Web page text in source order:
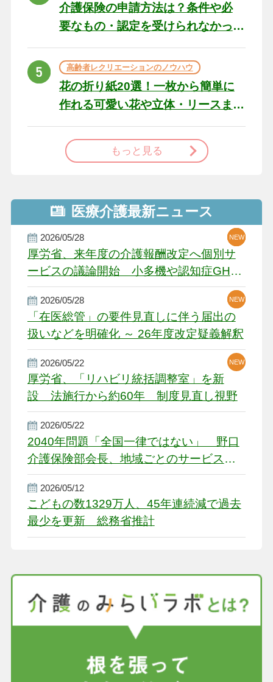
介護保険の申請方法は？条件や必
要なもの・認定を受けられなかっ
高齢者レクリエーションのノウハウ
花の折り紙20選！一枚から簡単に
作れる可愛い花や立体・リースま
もっと見る
医療介護最新ニュース
2026/05/28
厚労省、来年度の介護報酬改定へ個別サ
ービスの議論開始 小多機や認知症GH、
厳しい経営環境に危機感
NEW
NEW
NEW
2026/05/28
「在医総管」の要件見直しに伴う届出の
扱いなどを明確化 ～ 26年度改定疑義解釈
NEW
NEW
2026/05/22
厚労省、「リハビリ統括調整室」を新
設 法施行から約60年 制度見直し視野
NEW
2026/05/22
2040年問題「全国一律ではない」 野口
介護保険部会長、地域ごとのサービス基
盤整備を促す
2026/05/12
こどもの数1329万人、45年連続減で過去
最少を更新 総務省推計